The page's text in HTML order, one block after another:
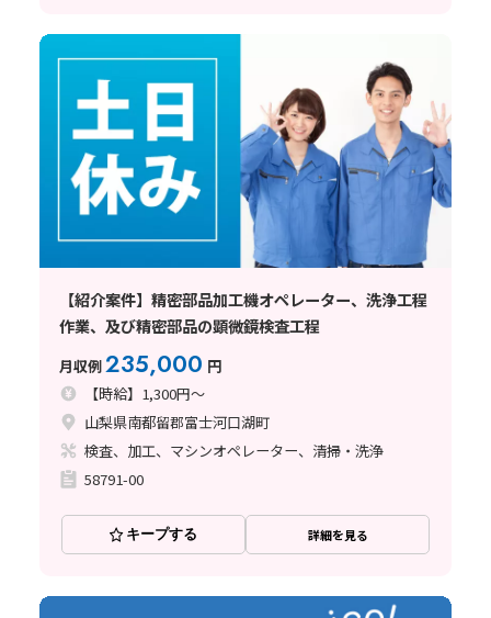
【紹介案件】精密部品加工機オペレーター、洗浄工程
作業、及び精密部品の顕微鏡検査工程
月収例235,000 円
【時給】1,300円～
山梨県南都留郡富士河口湖町
検査、加工、マシンオペレーター、清掃・洗浄
58791-00
キープする 詳細を見る